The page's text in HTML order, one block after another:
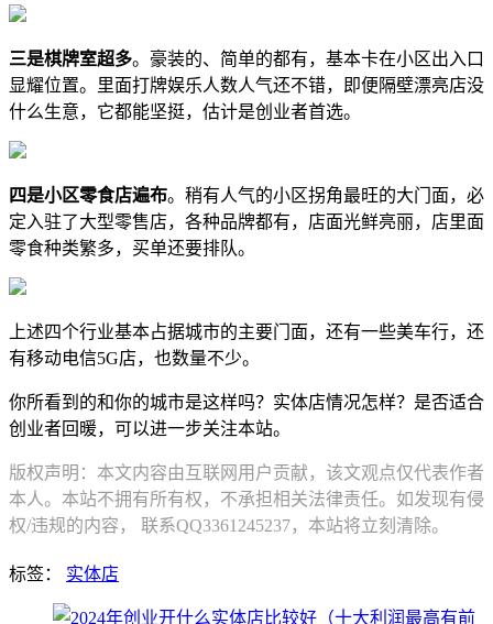
三是棋牌室超多。豪装的、简单的都有，基本卡在小区出入口
显耀位置。里面打牌娱乐人数人气还不错，即便隔壁漂亮店没
什么生意，它都能坚挺，估计是创业者首选。
四是小区零食店遍布。稍有人气的小区拐角最旺的大门面，必
定入驻了大型零售店，各种品牌都有，店面光鲜亮丽，店里面
零食种类繁多，买单还要排队。
上述四个行业基本占据城市的主要门面，还有一些美车行，还
有移动电信5G店，也数量不少。
你所看到的和你的城市是这样吗？实体店情况怎样？是否适合
创业者回暖，可以进一步关注本站。
版权声明：本文内容由互联网用户贡献，该文观点仅代表作者
本人。本站不拥有所有权，不承担相关法律责任。如发现有侵
权/违规的内容， 联系QQ3361245237，本站将立刻清除。
标签： 实体店